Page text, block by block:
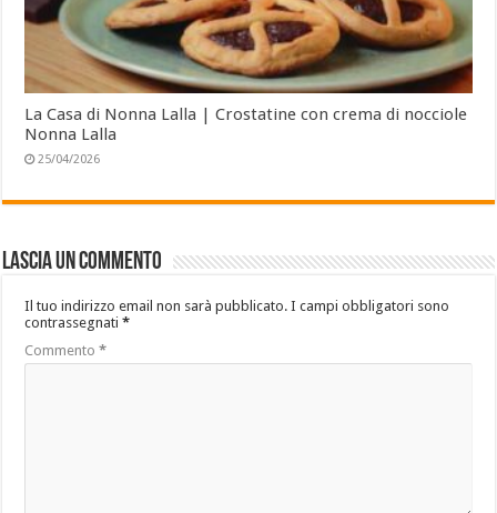
La Casa di Nonna Lalla | Crostatine con crema di nocciole
Nonna Lalla
25/04/2026
Lascia un commento
Il tuo indirizzo email non sarà pubblicato. I campi obbligatori sono
contrassegnati*
Commento*